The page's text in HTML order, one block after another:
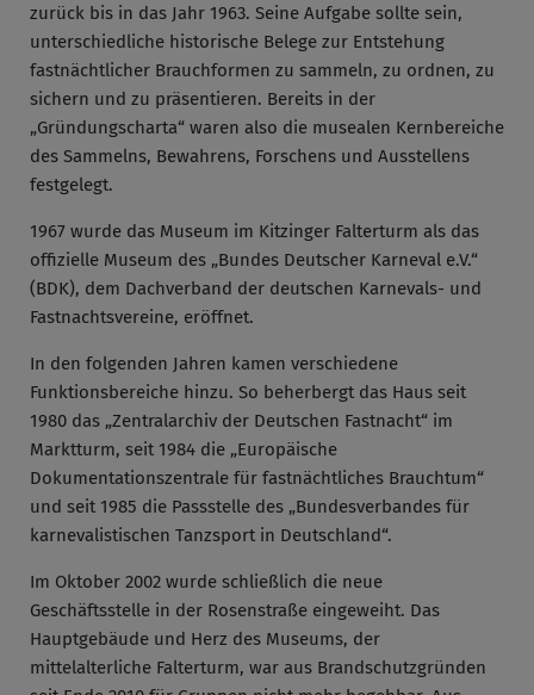
zurück bis in das Jahr 1963. Seine Aufgabe sollte sein,
unterschiedliche historische Belege zur Entstehung
fastnächtlicher Brauchformen zu sammeln, zu ordnen, zu
sichern und zu präsentieren. Bereits in der
„Gründungscharta“ waren also die musealen Kernbereiche
des Sammelns, Bewahrens, Forschens und Ausstellens
festgelegt.
1967 wurde das Museum im Kitzinger Falterturm als das
offizielle Museum des „Bundes Deutscher Karneval e.V.“
(BDK), dem Dachverband der deutschen Karnevals- und
Fastnachtsvereine, eröffnet.
In den folgenden Jahren kamen verschiedene
Funktionsbereiche hinzu. So beherbergt das Haus seit
1980 das „Zentralarchiv der Deutschen Fastnacht“ im
Marktturm, seit 1984 die „Europäische
Dokumentationszentrale für fastnächtliches Brauchtum“
und seit 1985 die Passstelle des „Bundesverbandes für
karnevalistischen Tanzsport in Deutschland“.
Im Oktober 2002 wurde schließlich die neue
Geschäftsstelle in der Rosenstraße eingeweiht. Das
Hauptgebäude und Herz des Museums, der
mittelalterliche Falterturm, war aus Brandschutzgründen